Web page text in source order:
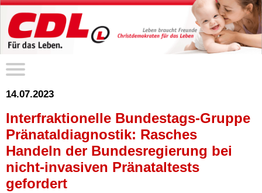
14.07.2023
Interfraktionelle Bundestags-Gruppe
Pränataldiagnostik: Rasches
Handeln der Bundesregierung bei
nicht-invasiven Pränataltests
gefordert